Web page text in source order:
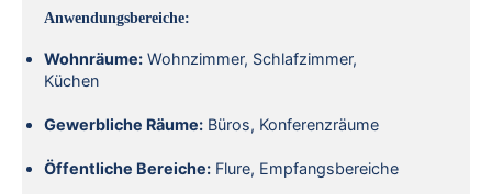
Anwendungsbereiche:
Wohnräume: Wohnzimmer, Schlafzimmer,
Küchen
Gewerbliche Räume: Büros, Konferenzräume
Öffentliche Bereiche: Flure, Empfangsbereiche